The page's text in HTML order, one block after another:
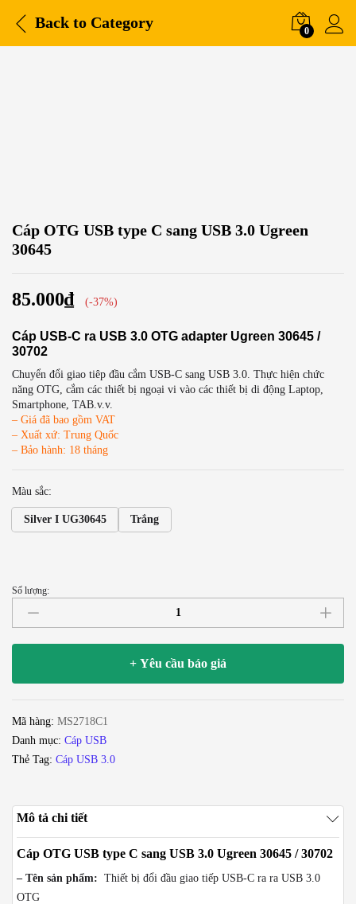
Back to Category 0
Cáp OTG USB type C sang USB 3.0 Ugreen
30645
85.000₫ (-37%)
Cáp USB-C ra USB 3.0 OTG adapter Ugreen 30645 /
30702
Chuyển đổi giao tiêp đầu cắm USB-C sang USB 3.0. Thực hiện chức
năng OTG, cắm các thiết bị ngoại vi vào các thiết bị di động Laptop,
Smartphone, TAB.v.v.
– Giá đã bao gồm VAT
– Xuất xứ: Trung Quốc
– Bảo hành: 18 tháng
Màu sắc:
Silver I UG30645 Trắng
Cáp
OTG
3.0
Ugreen
30645
lượng
Số lượng:
+ Yêu cầu báo giá
Mã hàng: MS2718C1
Danh mục: Cáp USB
Thẻ Tag: Cáp USB 3.0
Mô tả chi tiết
Cáp OTG USB type C sang USB 3.0 Ugreen 30645 / 30702
– Tên sản phẩm: Thiết bị đổi đầu giao tiếp USB-C ra ra USB 3.0
OTG